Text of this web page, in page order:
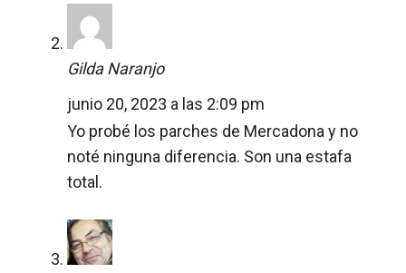
Gilda Naranjo
junio 20, 2023 a las 2:09 pm
Yo probé los parches de Mercadona y no
noté ninguna diferencia. Son una estafa
total.